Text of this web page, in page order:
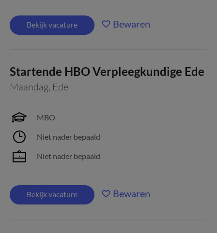
Bekijk vacature Bewaren
Startende HBO Verpleegkundige Ede
Maandag, Ede
MBO
Niet nader bepaald
Niet nader bepaald
Bekijk vacature Bewaren